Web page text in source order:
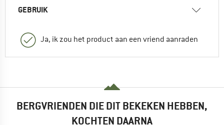
GEBRUIK
Ja, ik zou het product aan een vriend aanraden
BERGVRIENDEN DIE DIT BEKEKEN HEBBEN,
KOCHTEN DAARNA